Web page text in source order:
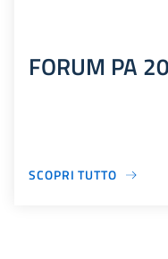
FORUM PA
SCOPRI TUTTO